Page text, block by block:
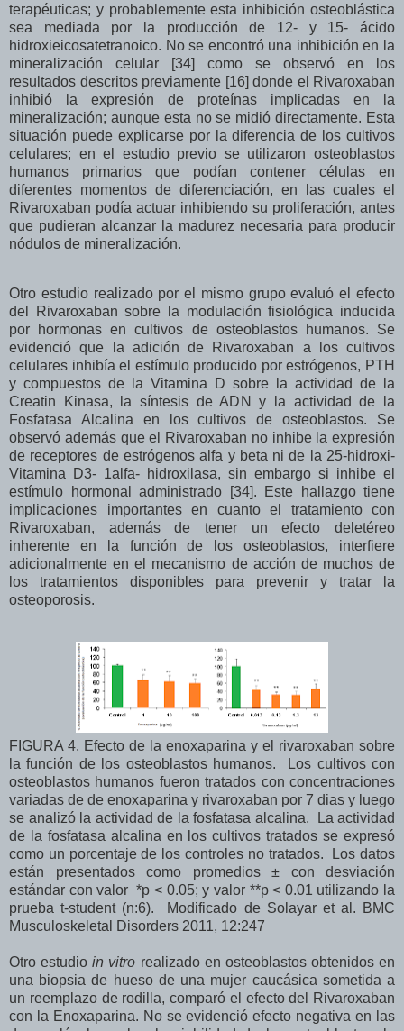
terapéuticas; y probablemente esta inhibición osteoblástica
sea mediada por la producción de 12- y 15- ácido
hidroxieicosatetranoico. No se encontró una inhibición en la
mineralización celular [34] como se observó en los
resultados descritos previamente [16] donde el Rivaroxaban
inhibió la expresión de proteínas implicadas en la
mineralización; aunque esta no se midió directamente. Esta
situación puede explicarse por la diferencia de los cultivos
celulares; en el estudio previo se utilizaron osteoblastos
humanos primarios que podían contener células en
diferentes momentos de diferenciación, en las cuales el
Rivaroxaban podía actuar inhibiendo su proliferación, antes
que pudieran alcanzar la madurez necesaria para producir
nódulos de mineralización.
Otro estudio realizado por el mismo grupo evaluó el efecto
del Rivaroxaban sobre la modulación fisiológica inducida
por hormonas en cultivos de osteoblastos humanos. Se
evidenció que la adición de Rivaroxaban a los cultivos
celulares inhibía el estímulo producido por estrógenos, PTH
y compuestos de la Vitamina D sobre la actividad de la
Creatin Kinasa, la síntesis de ADN y la actividad de la
Fosfatasa Alcalina en los cultivos de osteoblastos. Se
observó además que el Rivaroxaban no inhibe la expresión
de receptores de estrógenos alfa y beta ni de la 25-hidroxi-
Vitamina D3- 1alfa- hidroxilasa, sin embargo si inhibe el
estímulo hormonal administrado [34]. Este hallazgo tiene
implicaciones importantes en cuanto el tratamiento con
Rivaroxaban, además de tener un efecto deletéreo
inherente en la función de los osteoblastos, interfiere
adicionalmente en el mecanismo de acción de muchos de
los tratamientos disponibles para prevenir y tratar la
osteoporosis.
FIGURA 4. Efecto de la enoxaparina y el rivaroxaban sobre
la función de los osteoblastos humanos. Los cultivos con
osteoblastos humanos fueron tratados con concentraciones
variadas de de enoxaparina y rivaroxaban por 7 dias y luego
se analizó la actividad de la fosfatasa alcalina. La actividad
de la fosfatasa alcalina en los cultivos tratados se expresó
como un porcentaje de los controles no tratados. Los datos
están presentados como promedios ± con desviación
estándar con valor *p < 0.05; y valor **p < 0.01 utilizando la
prueba t-student (n:6). Modificado de Solayar et al. BMC
Musculoskeletal Disorders 2011, 12:247
Otro estudio in vitro realizado en osteoblastos obtenidos en
una biopsia de hueso de una mujer caucásica sometida a
un reemplazo de rodilla, comparó el efecto del Rivaroxaban
con la Enoxaparina. No se evidenció efecto negativa en las